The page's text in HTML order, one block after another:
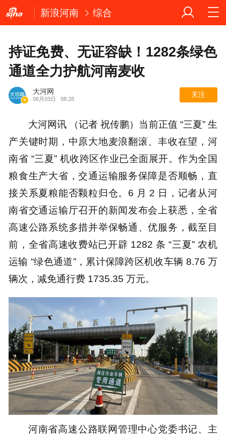
新浪河南 综合
持证免费、无证容缺！1282条绿色
通道全力护航河南麦收
大河网
06月03日 08:28
关注
大河网讯 （记者 祝传鹏）当前正值 “三夏” 生
产关键时期，中原大地麦浪翻滚、丰收在望，河
南省 “三夏” 机收跨区作业已全面展开。作为全国
粮食生产大省，交通运输服务保障是否顺畅，直
接关系夏粮能否颗粒归仓。6 月 2 日，记者从河
南省交通运输厅召开的新闻发布会上获悉，全省
高速公路系统多措并举保畅通、优服务，截至目
前，全省高速收费站已开辟 1282 条 “三夏” 农机
运输 “绿色通道”，累计保障跨区机收车辆 8.76 万
辆次，减免通行费 1735.35 万元。
河南省高速公路联网管理中心党委书记、主